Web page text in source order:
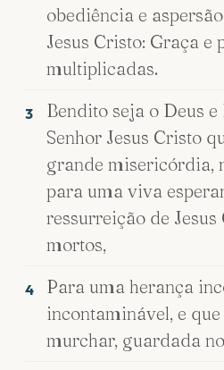
obediência e
Jesus Cristo: Graça e
multiplicadas.
3
Bendito seja o Deus e
Senhor Jesus Cristo
grande misericórdia,
para uma viva
ressurreição de
mortos,
4
Para uma herança
incontaminável, e que
murchar, guardada